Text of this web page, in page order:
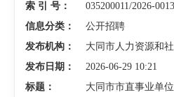
索 引 号：
035200011/2026-
信息分类：
公开招聘
发布机构：
大同市人力资源和
发布日期：
2026-06-29 10:21
标题：
大同市市直事业单